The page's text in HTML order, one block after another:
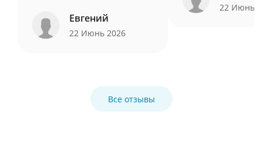
Евгений
22 Июнь 2026
22 Июнь
Все отзывы